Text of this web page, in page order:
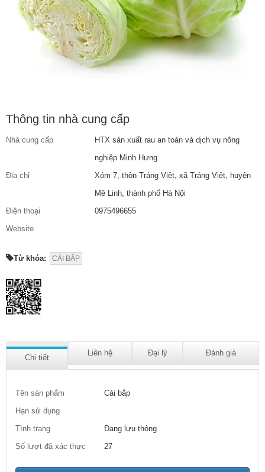
Thông tin nhà cung cấp
Nhà cung cấp
HTX sản xuất rau an toàn và dịch vụ nông
nghiệp Minh Hưng
Địa chỉ
Xóm 7, thôn Tráng Việt, xã Tráng Việt, huyện
Mê Linh, thành phố Hà Nội
Điện thoại
0975496655
Website
Từ khóa: CẢI BẮP
Chi tiết
Liên hệ Đại lý Đánh giá
Tên sản phẩm
Cải bắp
Hạn sử dụng
Tình trạng
Đang lưu thông
Số lượt đã xác thực
27